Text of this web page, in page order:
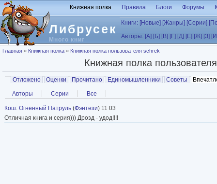
Перейти к основному содержанию
Либрусек
Много книг
Книжная полка Правила Блоги Форумы
Книги: [Новые] [Жанры] [Серии]
Авторы: [А] [Б] [В] [Г] [Д] [Е] [Ж] [З]
Вы здесь
Главная » Книжная полка » Книжная полка пользователя schrek
Книжная полка
Главные вкладки
Отложено Оценки Прочитано Единомышленники Советы
Вторичные вкладки
Авторы Серии Все
Кош: Огненный Патруль (Фэнтези) 11 03
Отличная книга и серия))) Дрозд - удод!!!!